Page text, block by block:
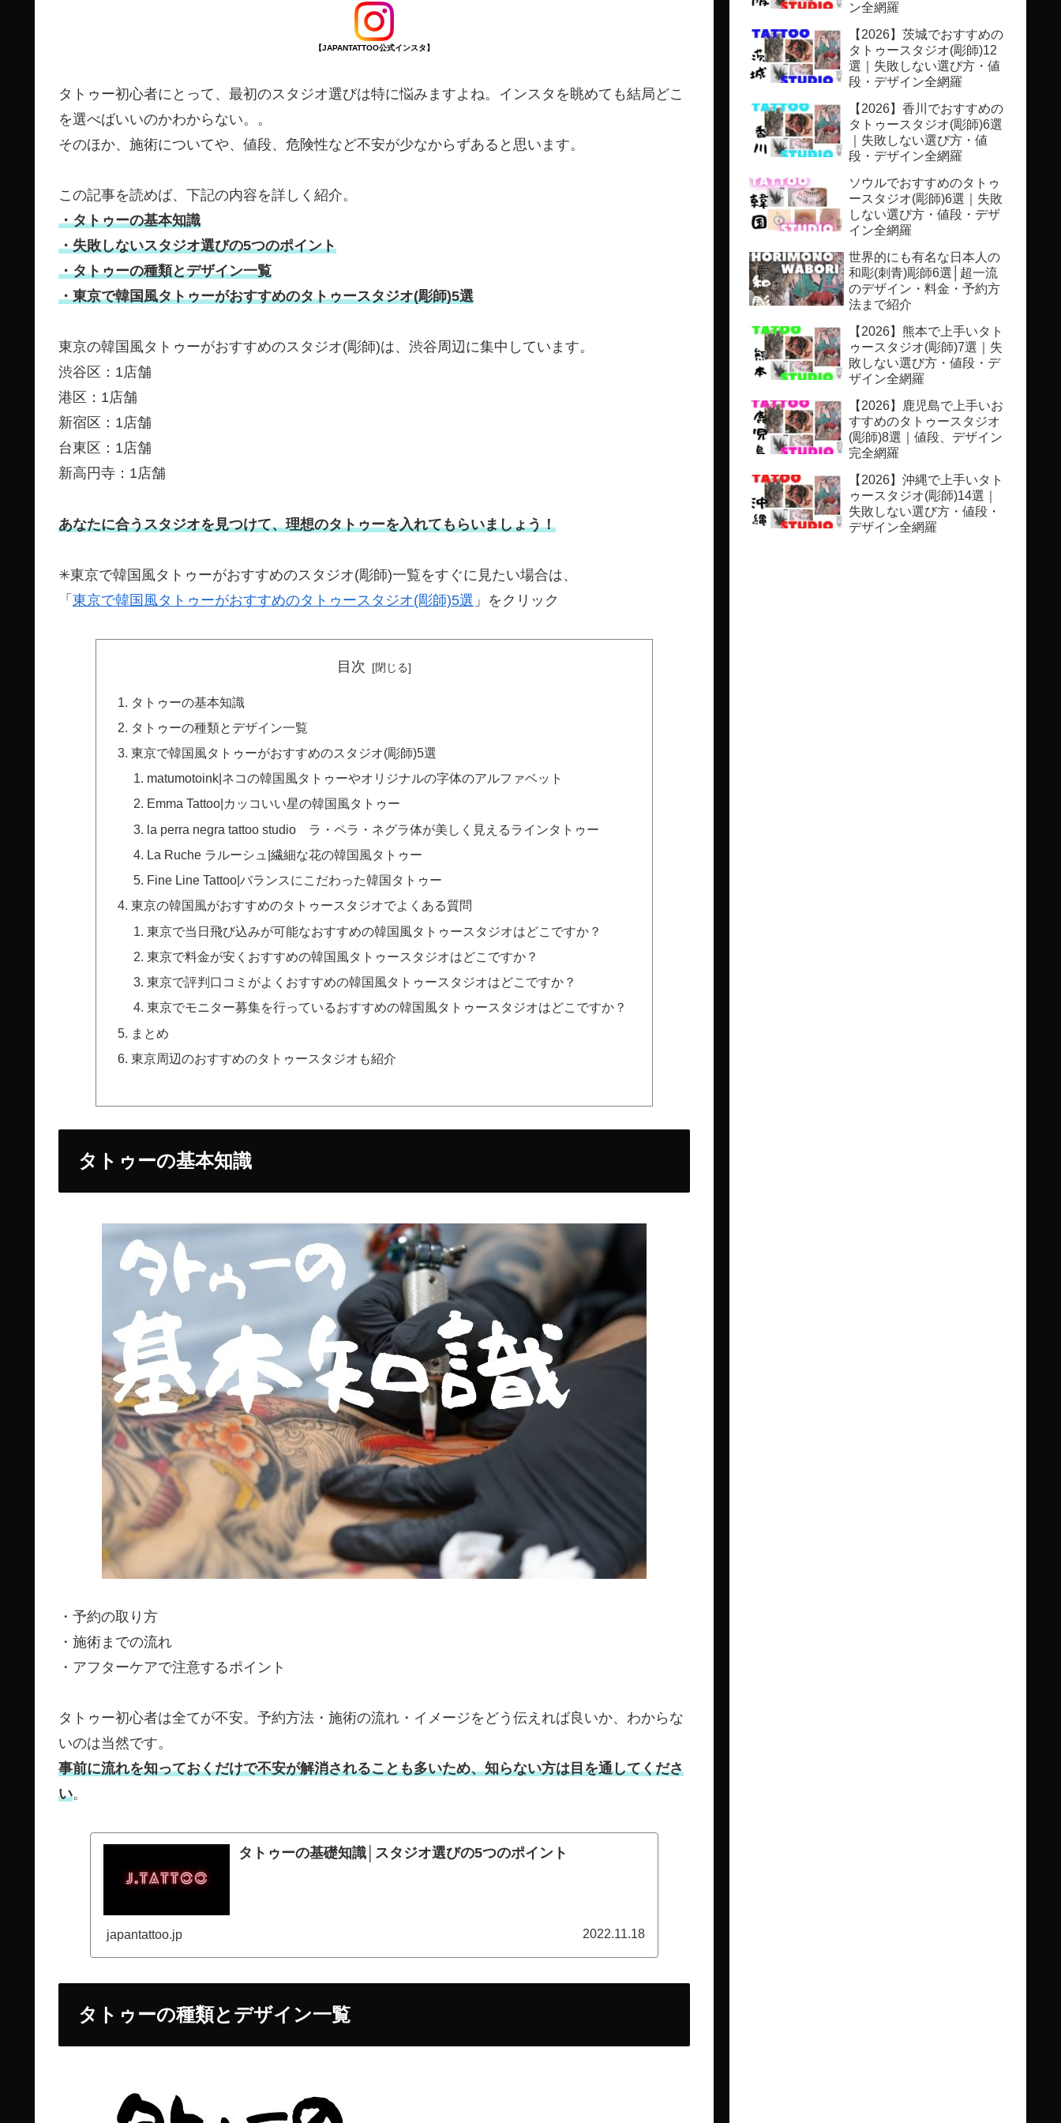
【JAPANTATTOO公式インスタ】
タトゥー初心者にとって、最初のスタジオ選びは特に悩みますよね。インスタを眺めても結局どこ
を選べばいいのかわからない。。
そのほか、施術についてや、値段、危険性など不安が少なからずあると思います。
この記事を読めば、下記の内容を詳しく紹介。
・タトゥーの基本知識
・失敗しないスタジオ選びの5つのポイント
・タトゥーの種類とデザイン一覧
・東京で韓国風タトゥーがおすすめのタトゥースタジオ(彫師)5選
東京の韓国風タトゥーがおすすめのスタジオ(彫師)は、渋谷周辺に集中しています。
渋谷区：1店舗
港区：1店舗
新宿区：1店舗
台東区：1店舗
新高円寺：1店舗
あなたに合うスタジオを見つけて、理想のタトゥーを入れてもらいましょう！
✳︎東京で韓国風タトゥーがおすすめのスタジオ(彫師)一覧をすぐに見たい場合は、
「 東京で韓国風タトゥーがおすすめのタトゥースタジオ(彫師)5選 」をクリック
目次
タトゥーの基本知識
タトゥーの種類とデザイン一覧
東京で韓国風タトゥーがおすすめのスタジオ(彫師)5選
matumotoink|ネコの韓国風タトゥーやオリジナルの字体のアルファベット
Emma Tattoo|カッコいい星の韓国風タトゥー
la perra negra tattoo studio ラ・ペラ・ネグラ体が美しく見えるラインタトゥー
La Ruche ラルーシュ|繊細な花の韓国風タトゥー
Fine Line Tattoo|バランスにこだわった韓国タトゥー
東京の韓国風がおすすめのタトゥースタジオでよくある質問
東京で当日飛び込みが可能なおすすめの韓国風タトゥースタジオはどこですか？
東京で料金が安くおすすめの韓国風タトゥースタジオはどこですか？
東京で評判口コミがよくおすすめの韓国風タトゥースタジオはどこですか？
東京でモニター募集を行っているおすすめの韓国風タトゥースタジオはどこですか？
まとめ
東京周辺のおすすめのタトゥースタジオも紹介
タトゥーの基本知識
・予約の取り方
・施術までの流れ
・アフターケアで注意するポイント
タトゥー初心者は全てが不安。予約方法・施術の流れ・イメージをどう伝えれば良いか、わからな
いのは当然です。
事前に流れを知っておくだけで不安が解消されることも多いため、知らない方は目を通してくださ
い。
タトゥーの基礎知識│スタジオ選びの5つのポイント
japantattoo.jp 2022.11.18
タトゥーの種類とデザイン一覧
ン全網羅
【2026】茨城でおすすめの
タトゥースタジオ(彫師)12
選｜失敗しない選び方・値
段・デザイン全網羅
【2026】香川でおすすめの
タトゥースタジオ(彫師)6選
｜失敗しない選び方・値
段・デザイン全網羅
ソウルでおすすめのタトゥ
ースタジオ(彫師)6選｜失敗
しない選び方・値段・デザ
イン全網羅
世界的にも有名な日本人の
和彫(刺青)彫師6選│超一流
のデザイン・料金・予約方
法まで紹介
【2026】熊本で上手いタト
ゥースタジオ(彫師)7選｜失
敗しない選び方・値段・デ
ザイン全網羅
【2026】鹿児島で上手いお
すすめのタトゥースタジオ
(彫師)8選｜値段、デザイン
完全網羅
【2026】沖縄で上手いタト
ゥースタジオ(彫師)14選｜
失敗しない選び方・値段・
デザイン全網羅